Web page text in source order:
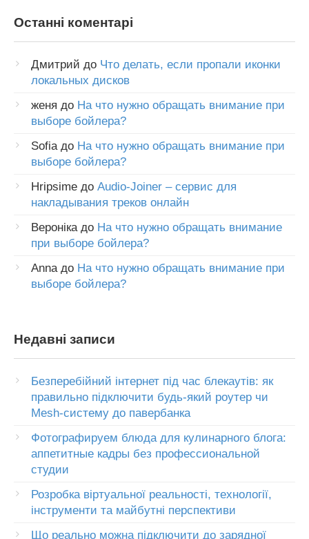
Останні коментарі
Дмитрий до Что делать, если пропали иконки
локальных дисков
женя до На что нужно обращать внимание при
выборе бойлера?
Sofiaдо На что нужно обращать внимание при
выборе бойлера?
Hripsime до Audio-Joiner – сервис для
накладывания треков онлайн
Веронікадо На что нужно обращать внимание
при выборе бойлера?
Annaдо На что нужно обращать внимание при
выборе бойлера?
Недавні записи
Безперебійний інтернет під час блекаутів: як
правильно підключити будь-який роутер чи
Mesh-систему до павербанка
Фотографируем блюда для кулинарного блога:
аппетитные кадры без профессиональной
студии
Розробка віртуальної реальності, технології,
інструменти та майбутні перспективи
Що реально можна підключити до зарядної